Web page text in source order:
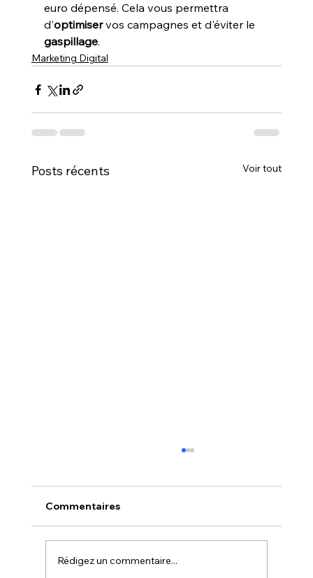
euro dépensé. Cela vous permettra
d'optimiser vos campagnes et d'éviter le
gaspillage.
Marketing Digital
Posts récents Voir tout
Vous souhaitez attirer davantage de clients,
avec Google Ads ? Ne vous inquiétez pas,
vous n'êtes pas seul. Beaucoup
Commentaires
Rédigez un commentaire...